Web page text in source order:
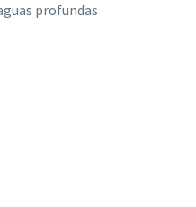
profundas